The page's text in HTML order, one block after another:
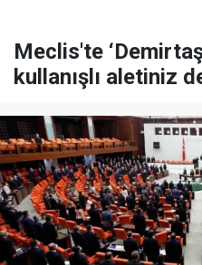
Meclis'te
kullanışlı aletiniz